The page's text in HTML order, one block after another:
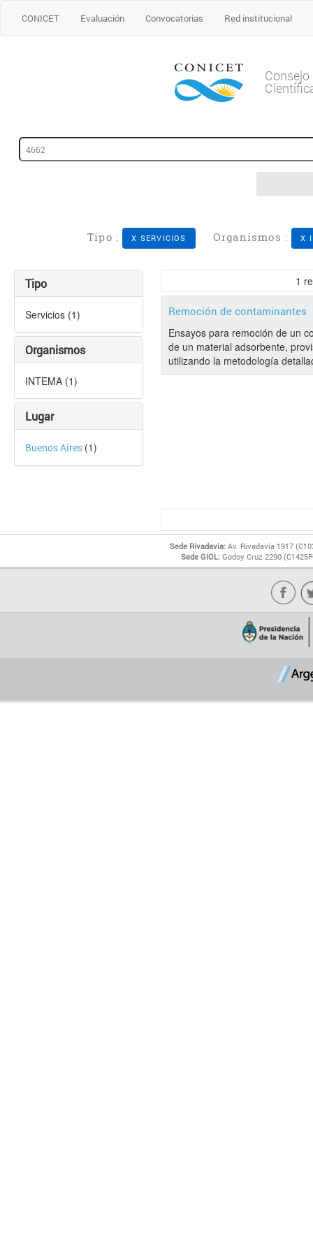
CONICET Evaluación Convocatorias Red institucional
Tipo : X SERVICIOS Organismos : X
Tipo
Servicios (1)
Organismos
INTEMA (1)
Lugar
Buenos Aires (1)
1
Remoción de contaminantes
Ensayos para remoción de un
de un material adsorbente,
utilizando la metodología
Sede Rivadavia: Av. Rivadavia 1917
Sede GIOL: Godoy Cruz 2290